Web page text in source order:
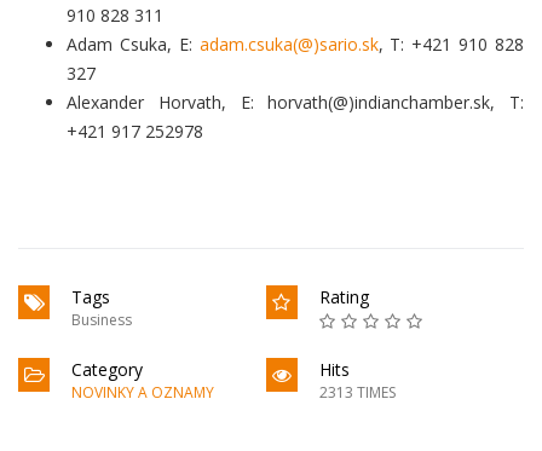
910 828 311
Adam Csuka, E: adam.csuka(@)sario.sk, T: +421 910 828
327
Alexander Horvath, E: horvath(@)indianchamber.sk, T:
+421 917 252978
Tags
Business
Rating
Category
NOVINKY A OZNAMY
Hits
2313 TIMES